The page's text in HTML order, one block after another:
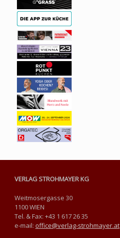
VERLAG STROHMAYER KG
Weitmosergasse 30
1100 WIEN
Tel. & Fax: +43 1 617 26 35
e-mail: office@verlag-strohmayer.at